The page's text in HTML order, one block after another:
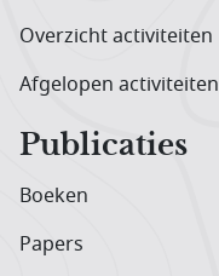
Overzicht activiteiten
Afgelopen activiteiten
Publicaties
Boeken
Papers